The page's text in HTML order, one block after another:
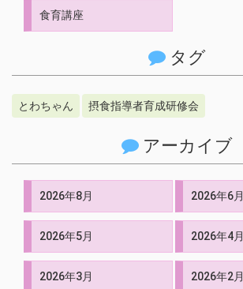
食育講座
タグ
とわちゃん 摂食指導者育成研修会
アーカイブ
2026年8月 2026年6月
2026年5月 2026年4月
2026年3月 2026年2月